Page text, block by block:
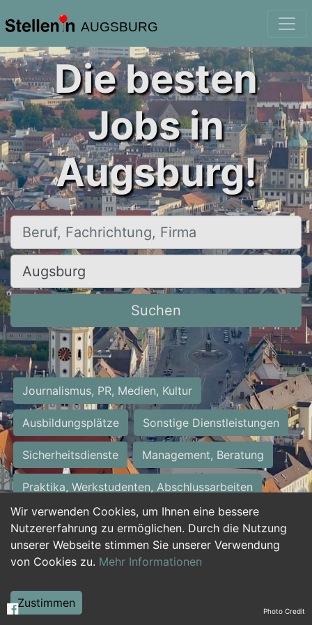
AUGSBURG
Wir verwenden Cookies, um Ihnen eine bessere
Nutzererfahrung zu ermöglichen. Durch die Nutzung
unserer Webseite stimmen Sie unserer Verwendung
von Cookies zu. Mehr Informationen
Zustimmen
Die besten
Jobs in
Augsburg!
Beruf, Fachrichtung, Firma
Ort, Stadt
Suchen
Journalismus, PR, Medien, Kultur
Ausbildungsplätze Sonstige Dienstleistungen
Sicherheitsdienste Management, Beratung
Praktika, Werkstudenten, Abschlussarbeiten
Personalwesen Assistenz, Sekretariat
Hilfskräfte, Aushilfs- und Nebenjobs
Weiterbildung, Studium, duale Ausbildung Photo Credit